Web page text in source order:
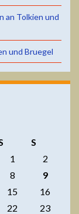
an Tolkien und
und Bruegel
S
1
2
8
9
15
16
22
23